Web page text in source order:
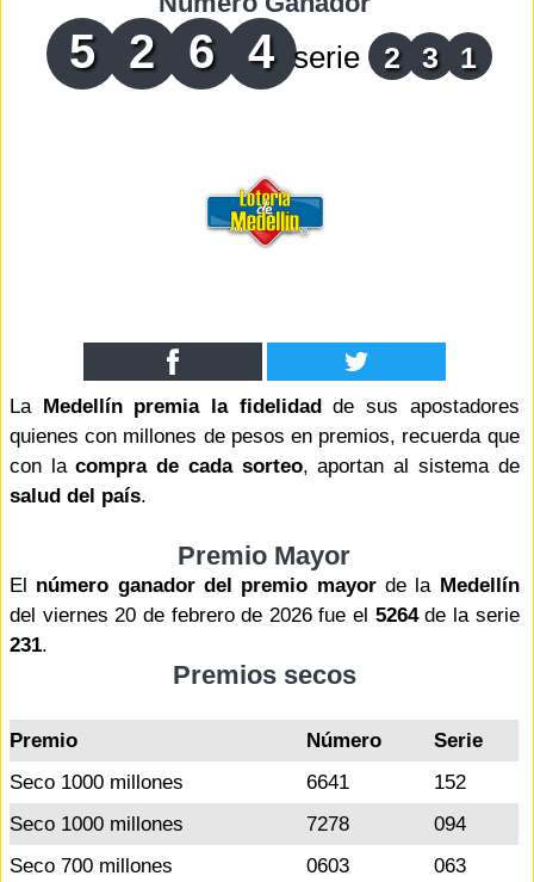
5 2 6 4 serie 2 3 1
La Medellín premia la fidelidadde sus apostadores
quienes con millones de pesos en premios, recuerda que
con lacompra de cada sorteo, aportan al sistema de
salud del país.
Premio Mayor
El número ganador del premio mayorde la Medellín
del viernes 20 de febrero de 2026 fue el 5264de la serie
231.
Premios secos
Premio Número
Serie
Seco 1000 millones
6641
152
Seco 1000 millones
7278
094
Seco 700 millones
0603
063